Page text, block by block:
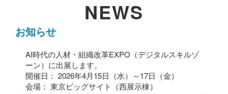
NEWS
お知らせ
AI時代の人材・組織改革EXPO（デジタルスキルゾ
ーン）に出展します。
開催日： 2026年4月15日（水）～17日（金）
会場： 東京ビッグサイト（西展示棟）